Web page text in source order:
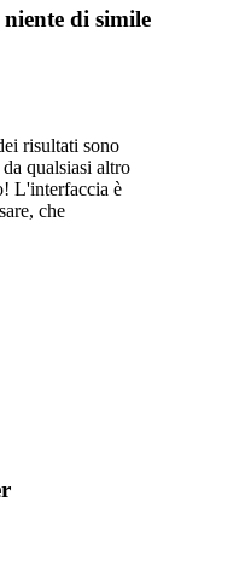
di simile
risultati sono
qualsiasi altro
L'interfaccia è
che